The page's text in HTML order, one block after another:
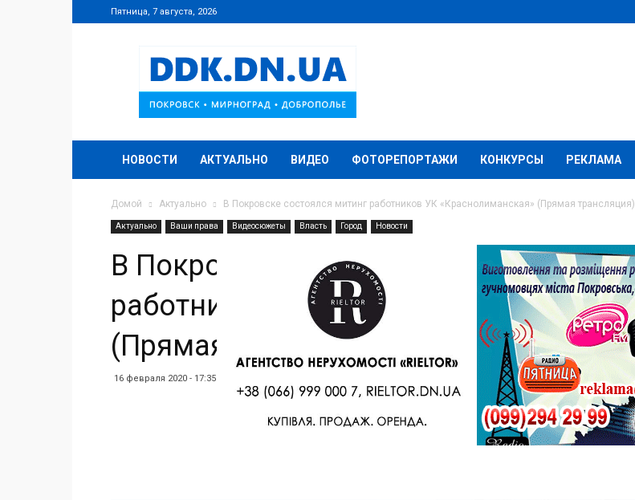
Пятница, 7 августа, 2026
DDK.DN.UA
НОВОСТИ АКТУАЛЬНО ВИДЕО ФОТОРЕПОРТАЖИ КОНКУРСЫ РЕКЛАМА
Домой Актуально В Покровске состоялся митинг работников УК «Краснолиманская» (Прямая трансляция)
Актуально Ваши права Видеосюжеты Власть Город Новости
В Покровске состоялся митинг
работников УК «Краснолиманская»
(Прямая трансляция)
16 февраля 2020 - 17:35